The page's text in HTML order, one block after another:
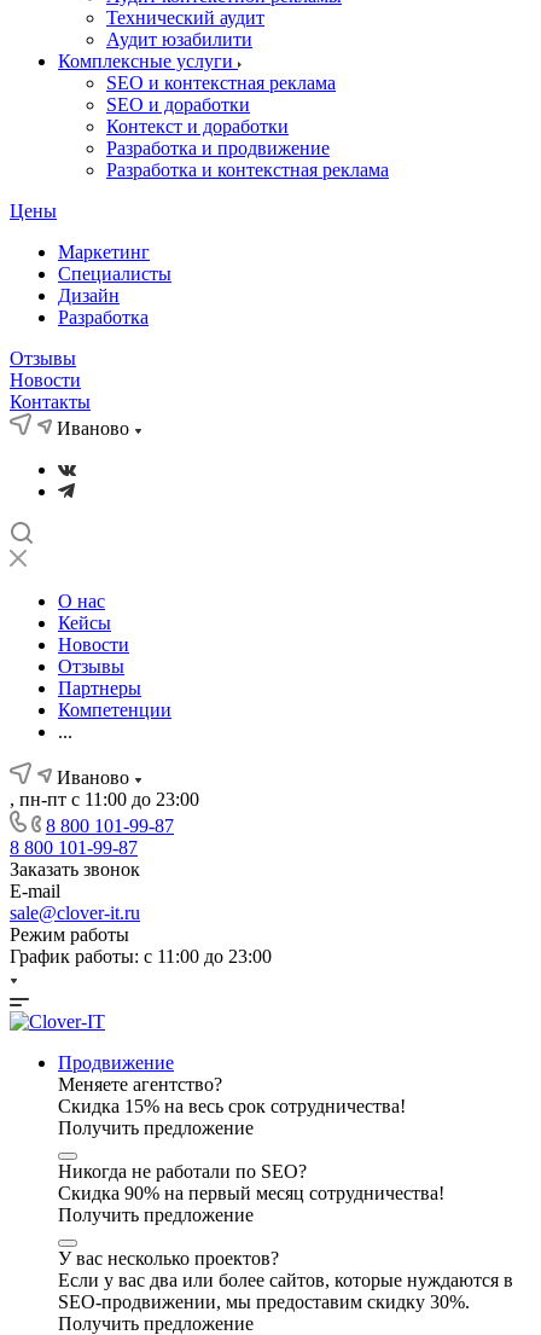
Технический аудит
Аудит юзабилити
Комплексные услуги
SEO и контекстная реклама
SEO и доработки
Контекст и доработки
Разработка и продвижение
Разработка и контекстная реклама
Цены
Маркетинг
Специалисты
Дизайн
Разработка
Отзывы
Новости
Контакты
Иваново
О нас
Кейсы
Новости
Отзывы
Партнеры
Компетенции
...
Иваново
, пн-пт с 11:00 до 23:00
8 800 101-99-87
8 800 101-99-87
Заказать звонок
E-mail
sale@clover-it.ru
Режим работы
График работы: с 11:00 до 23:00
Продвижение
Меняете агентство?
Скидка 15% на весь срок сотрудничества!
Получить предложение
Никогда не работали по SEO?
Скидка 90% на первый месяц сотрудничества!
Получить предложение
У вас несколько проектов?
Если у вас два или более сайтов, которые нуждаются в
SEO-продвижении, мы предоставим скидку 30%.
Получить предложение